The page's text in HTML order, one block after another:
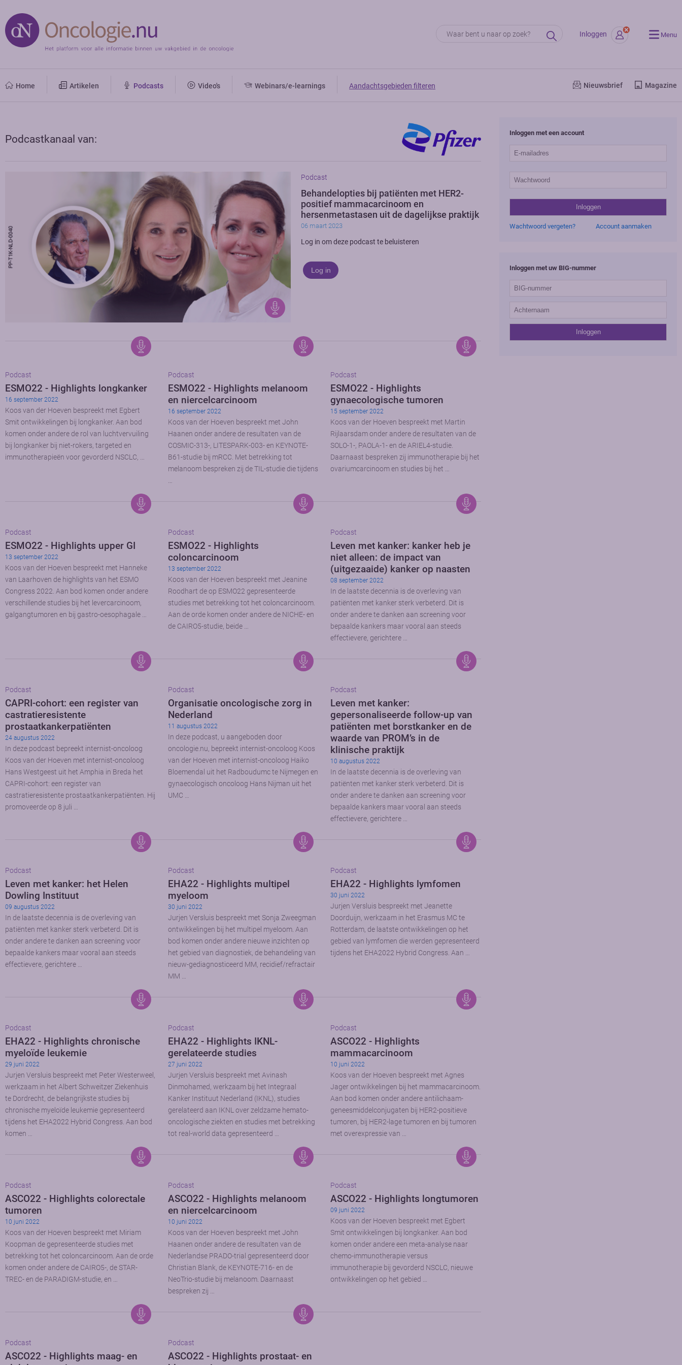
Inloggen Menu
Home Artikelen Podcasts Video's Webinars/e-learnings Aandachtsgebieden filteren Nieuwsbrief Magazine
Podcastkanaal van:
Podcast
Behandelopties bij patiënten met HER2-
positief mammacarcinoom en
hersenmetastasen uit de dagelijkse praktijk
06 maart 2023
Log in om deze podcast te beluisteren
Log in
Podcast
ESMO22 - Highlights longkanker
16 september 2022
Koos van der Hoeven bespreekt met Egbert
Smit ontwikkelingen bij longkanker. Aan bod
komen onder andere de rol van luchtvervuiling
bij longkanker bij niet-rokers, targeted en
immunotherapieën voor gevorderd NSCLC, …
Podcast
ESMO22 - Highlights melanoom
en niercelcarcinoom
16 september 2022
Koos van der Hoeven bespreekt met John
Haanen onder andere de resultaten van de
COSMIC-313-, LITESPARK-003- en KEYNOTE-
B61-studie bij mRCC. Met betrekking tot
melanoom bespreken zij de TIL-studie die tijdens
…
Podcast
ESMO22 - Highlights
gynaecologische tumoren
15 september 2022
Koos van der Hoeven bespreekt met Martin
Rijlaarsdam onder andere de resultaten van de
SOLO-1-, PAOLA-1- en de ARIEL4-studie.
Daarnaast bespreken zij immunotherapie bij het
ovariumcarcinoom en studies bij het …
Podcast
ESMO22 - Highlights upper GI
13 september 2022
Koos van der Hoeven bespreekt met Hanneke
van Laarhoven de highlights van het ESMO
Congress 2022. Aan bod komen onder andere
verschillende studies bij het levercarcinoom,
galgangtumoren en bij gastro-oesophagale …
Podcast
ESMO22 - Highlights
coloncarcinoom
13 september 2022
Koos van der Hoeven bespreekt met Jeanine
Roodhart de op ESMO22 gepresenteerde
studies met betrekking tot het coloncarcinoom.
Aan de orde komen onder andere de NICHE- en
de CAIRO5-studie, beide …
Podcast
Leven met kanker: kanker heb je
niet alleen: de impact van
(uitgezaaide) kanker op naasten
08 september 2022
In de laatste decennia is de overleving van
patiënten met kanker sterk verbeterd. Dit is
onder andere te danken aan screening voor
bepaalde kankers maar vooral aan steeds
effectievere, gerichtere …
Podcast
CAPRI-cohort: een register van
castratieresistente
prostaatkankerpatiënten
24 augustus 2022
In deze podcast bepreekt internist-oncoloog
Koos van der Hoeven met internist-oncoloog
Hans Westgeest uit het Amphia in Breda het
CAPRI-cohort: een register van
castratieresistente prostaatkankerpatiënten. Hij
promoveerde op 8 juli …
Podcast
Organisatie oncologische zorg in
Nederland
11 augustus 2022
In deze podcast, u aangeboden door
oncologie.nu, bepreekt internist-oncoloog Koos
van der Hoeven met internist-oncoloog Haiko
Bloemendal uit het Radboudumc te Nijmegen en
gynaecologisch oncoloog Hans Nijman uit het
UMC …
Podcast
Leven met kanker:
gepersonaliseerde follow-up van
patiënten met borstkanker en de
waarde van PROM’s in de
klinische praktijk
10 augustus 2022
In de laatste decennia is de overleving van
patiënten met kanker sterk verbeterd. Dit is
onder andere te danken aan screening voor
bepaalde kankers maar vooral aan steeds
effectievere, gerichtere …
Podcast
Leven met kanker: het Helen
Dowling Instituut
09 augustus 2022
In de laatste decennia is de overleving van
patiënten met kanker sterk verbeterd. Dit is
onder andere te danken aan screening voor
bepaalde kankers maar vooral aan steeds
effectievere, gerichtere …
Podcast
EHA22 - Highlights multipel
myeloom
30 juni 2022
Jurjen Versluis bespreekt met Sonja Zweegman
ontwikkelingen bij het multipel myeloom. Aan
bod komen onder andere nieuwe inzichten op
het gebied van diagnostiek, de behandeling van
nieuw-gediagnosticeerd MM, recidief/refractair
MM …
Podcast
EHA22 - Highlights lymfomen
30 juni 2022
Jurjen Versluis bespreekt met Jeanette
Doorduijn, werkzaam in het Erasmus MC te
Rotterdam, de laatste ontwikkelingen op het
gebied van lymfomen die werden gepresenteerd
tijdens het EHA2022 Hybrid Congress. Aan …
Podcast
EHA22 - Highlights chronische
myeloïde leukemie
29 juni 2022
Jurjen Versluis bespreekt met Peter Westerweel,
werkzaam in het Albert Schweitzer Ziekenhuis
te Dordrecht, de belangrijkste studies bij
chronische myeloïde leukemie gepresenteerd
tijdens het EHA2022 Hybrid Congress. Aan bod
komen …
Podcast
EHA22 - Highlights IKNL-
gerelateerde studies
27 juni 2022
Jurjen Versluis bespreekt met Avinash
Dinmohamed, werkzaam bij het Integraal
Kanker Instituut Nederland (IKNL), studies
gerelateerd aan IKNL over zeldzame hemato-
oncologische ziekten en studies met betrekking
tot real-world data gepresenteerd …
Podcast
ASCO22 - Highlights
mammacarcinoom
10 juni 2022
Koos van der Hoeven bespreekt met Agnes
Jager ontwikkelingen bij het mammacarcinoom.
Aan bod komen onder andere antilichaam-
geneesmiddelconjugaten bij HER2-positieve
tumoren, bij HER2-lage tumoren en bij tumoren
met overexpressie van …
Podcast
ASCO22 - Highlights colorectale
tumoren
10 juni 2022
Koos van der Hoeven bespreekt met Miriam
Koopman de gepresenteerde studies met
betrekking tot het coloncarcinoom. Aan de orde
komen onder andere de CAIRO5-, de STAR-
TREC- en de PARADIGM-studie, en …
Podcast
ASCO22 - Highlights melanoom
en niercelcarcinoom
10 juni 2022
Koos van der Hoeven bespreekt met John
Haanen onder andere de resultaten van de
Nederlandse PRADO-trial gepresenteerd door
Christian Blank, de KEYNOTE-716- en de
NeoTrio-studie bij melanoom. Daarnaast
bespreken zij …
Podcast
ASCO22 - Highlights longtumoren
09 juni 2022
Koos van der Hoeven bespreekt met Egbert
Smit ontwikkelingen bij longkanker. Aan bod
komen onder andere een meta-analyse naar
chemo-immunotherapie versus
immunotherapie bij gevorderd NSCLC, nieuwe
ontwikkelingen op het gebied …
Podcast
ASCO22 - Highlights maag- en
Podcast
ASCO22 - Highlights prostaat- en
Inloggen met een account
Wachtwoord vergeten? Account aanmaken
Inloggen met uw BIG-nummer